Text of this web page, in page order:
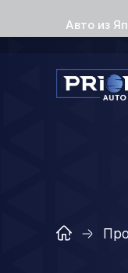
Авто из